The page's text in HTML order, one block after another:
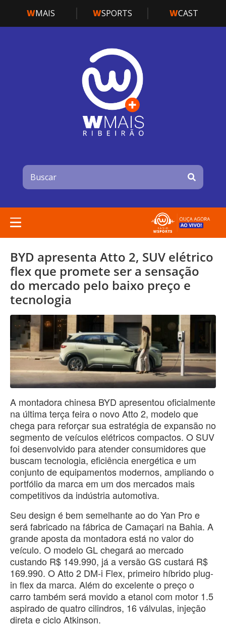
WMAIS WSPORTS WCAST
BYD apresenta Atto 2, SUV elétrico
flex que promete ser a sensação
do mercado pelo baixo preço e
tecnologia
A montadora chinesa BYD apresentou oficialmente
na última terça feira o novo Atto 2, modelo que
chega para reforçar sua estratégia de expansão no
segmento de veículos elétricos compactos. O SUV
foi desenvolvido para atender consumidores que
buscam tecnologia, eficiência energética e um
conjunto de equipamentos modernos, ampliando o
portfólio da marca em um dos mercados mais
competitivos da indústria automotiva.
Seu design é bem semelhante ao do Yan Pro e
será fabricado na fábrica de Camaçari na Bahia. A
grande aposta da montadora está no valor do
veículo. O modelo GL chegará ao mercado
custando R$ 149.990, já a versão GS custará R$
169.990. O Atto 2 DM-i Flex, primeiro híbrido plug-
in flex da marca. Além do excelente o preço o
carro também será movido a etanol com motor 1.5
aspirado de quatro cilindros, 16 válvulas, injeção
direta e ciclo Atkinson.